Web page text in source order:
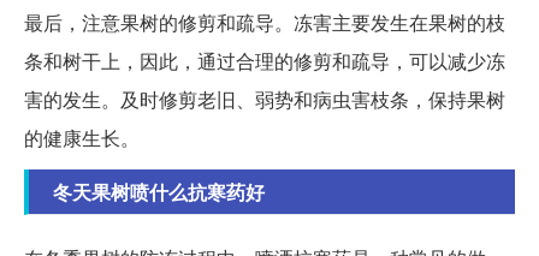
最后，注意果树的修剪和疏导。冻害主要发生在果树的枝
条和树干上，因此，通过合理的修剪和疏导，可以减少冻
害的发生。及时修剪老旧、弱势和病虫害枝条，保持果树
的健康生长。
冬天果树喷什么抗寒药好